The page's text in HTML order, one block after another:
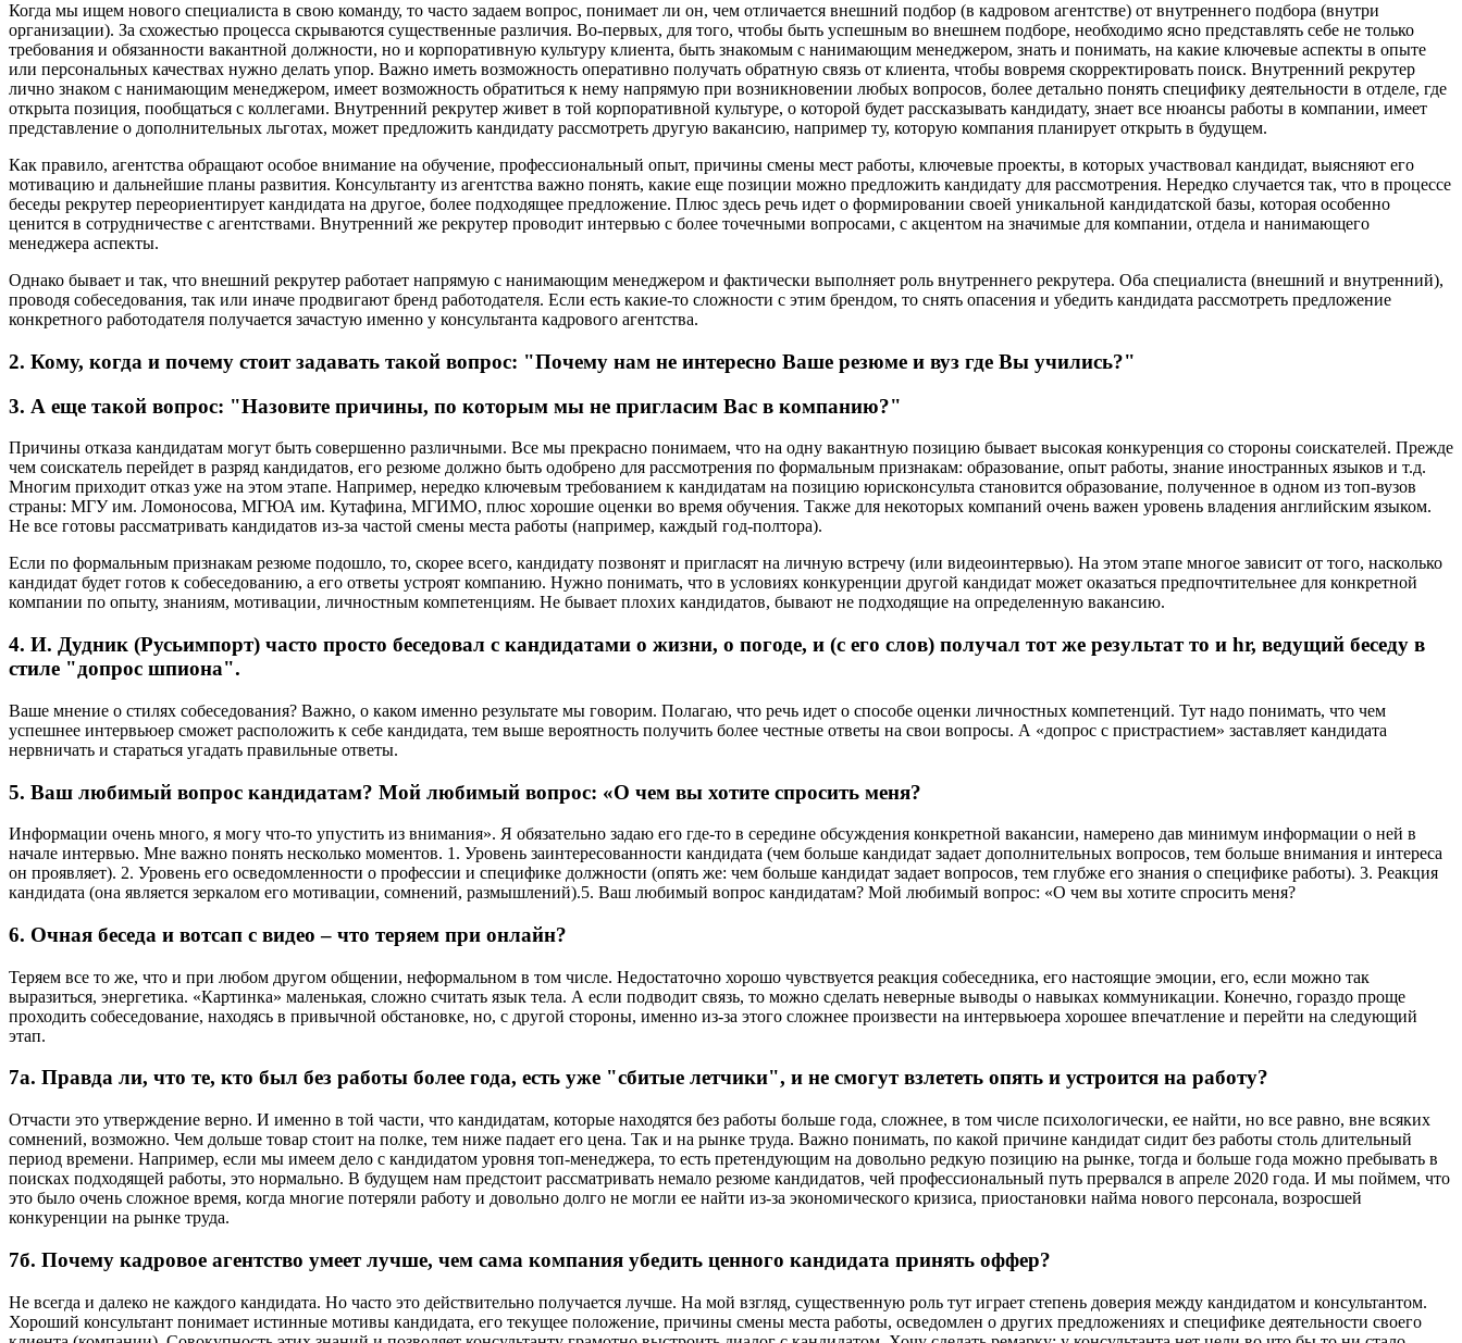
Когда мы ищем нового специалиста в свою команду, то часто задаем вопрос, понимает ли он, чем отличается внешний подбор (в кадровом агентстве) от внутреннего подбора (внутри
организации). За схожестью процесса скрываются существенные различия. Во-первых, для того, чтобы быть успешным во внешнем подборе, необходимо ясно представлять себе не только
требования и обязанности вакантной должности, но и корпоративную культуру клиента, быть знакомым с нанимающим менеджером, знать и понимать, на какие ключевые аспекты в опыте
или персональных качествах нужно делать упор. Важно иметь возможность оперативно получать обратную связь от клиента, чтобы вовремя скорректировать поиск. Внутренний рекрутер
лично знаком с нанимающим менеджером, имеет возможность обратиться к нему напрямую при возникновении любых вопросов, более детально понять специфику деятельности в отделе, где
открыта позиция, пообщаться с коллегами. Внутренний рекрутер живет в той корпоративной культуре, о которой будет рассказывать кандидату, знает все нюансы работы в компании, имеет
представление о дополнительных льготах, может предложить кандидату рассмотреть другую вакансию, например ту, которую компания планирует открыть в будущем.
Как правило, агентства обращают особое внимание на обучение, профессиональный опыт, причины смены мест работы, ключевые проекты, в которых участвовал кандидат, выясняют его
мотивацию и дальнейшие планы развития. Консультанту из агентства важно понять, какие еще позиции можно предложить кандидату для рассмотрения. Нередко случается так, что в процессе
беседы рекрутер переориентирует кандидата на другое, более подходящее предложение. Плюс здесь речь идет о формировании своей уникальной кандидатской базы, которая особенно
ценится в сотрудничестве с агентствами. Внутренний же рекрутер проводит интервью с более точечными вопросами, с акцентом на значимые для компании, отдела и нанимающего
менеджера аспекты.
Однако бывает и так, что внешний рекрутер работает напрямую с нанимающим менеджером и фактически выполняет роль внутреннего рекрутера. Оба специалиста (внешний и внутренний),
проводя собеседования, так или иначе продвигают бренд работодателя. Если есть какие-то сложности с этим брендом, то снять опасения и убедить кандидата рассмотреть предложение
конкретного работодателя получается зачастую именно у консультанта кадрового агентства.
2. Кому, когда и почему стоит задавать такой вопрос: "Почему нам не интересно Ваше резюме и вуз где Вы учились?"
3. А еще такой вопрос: "Назовите причины, по которым мы не пригласим Вас в компанию?"
Причины отказа кандидатам могут быть совершенно различными. Все мы прекрасно понимаем, что на одну вакантную позицию бывает высокая конкуренция со стороны соискателей. Прежде
чем соискатель перейдет в разряд кандидатов, его резюме должно быть одобрено для рассмотрения по формальным признакам: образование, опыт работы, знание иностранных языков и т.д.
Многим приходит отказ уже на этом этапе. Например, нередко ключевым требованием к кандидатам на позицию юрисконсульта становится образование, полученное в одном из топ-вузов
страны: МГУ им. Ломоносова, МГЮА им. Кутафина, МГИМО, плюс хорошие оценки во время обучения. Также для некоторых компаний очень важен уровень владения английским языком.
Не все готовы рассматривать кандидатов из-за частой смены места работы (например, каждый год-полтора).
Если по формальным признакам резюме подошло, то, скорее всего, кандидату позвонят и пригласят на личную встречу (или видеоинтервью). На этом этапе многое зависит от того, насколько
кандидат будет готов к собеседованию, а его ответы устроят компанию. Нужно понимать, что в условиях конкуренции другой кандидат может оказаться предпочтительнее для конкретной
компании по опыту, знаниям, мотивации, личностным компетенциям. Не бывает плохих кандидатов, бывают не подходящие на определенную вакансию.
4. И. Дудник (Русьимпорт) часто просто беседовал с кандидатами о жизни, о погоде, и (с его слов) получал тот же результат то и hr, ведущий беседу в
стиле "допрос шпиона".
Ваше мнение о стилях собеседования? Важно, о каком именно результате мы говорим. Полагаю, что речь идет о способе оценки личностных компетенций. Тут надо понимать, что чем
успешнее интервьюер сможет расположить к себе кандидата, тем выше вероятность получить более честные ответы на свои вопросы. А «допрос с пристрастием» заставляет кандидата
нервничать и стараться угадать правильные ответы.
5. Ваш любимый вопрос кандидатам? Мой любимый вопрос: «О чем вы хотите спросить меня?
Информации очень много, я могу что-то упустить из внимания». Я обязательно задаю его где-то в середине обсуждения конкретной вакансии, намерено дав минимум информации о ней в
начале интервью. Мне важно понять несколько моментов. 1. Уровень заинтересованности кандидата (чем больше кандидат задает дополнительных вопросов, тем больше внимания и интереса
он проявляет). 2. Уровень его осведомленности о профессии и специфике должности (опять же: чем больше кандидат задает вопросов, тем глубже его знания о специфике работы). 3. Реакция
кандидата (она является зеркалом его мотивации, сомнений, размышлений).5. Ваш любимый вопрос кандидатам? Мой любимый вопрос: «О чем вы хотите спросить меня?
6. Очная беседа и вотсап с видео – что теряем при онлайн?
Теряем все то же, что и при любом другом общении, неформальном в том числе. Недостаточно хорошо чувствуется реакция собеседника, его настоящие эмоции, его, если можно так
выразиться, энергетика. «Картинка» маленькая, сложно считать язык тела. А если подводит связь, то можно сделать неверные выводы о навыках коммуникации. Конечно, гораздо проще
проходить собеседование, находясь в привычной обстановке, но, с другой стороны, именно из-за этого сложнее произвести на интервьюера хорошее впечатление и перейти на следующий
этап.
7а. Правда ли, что те, кто был без работы более года, есть уже "сбитые летчики", и не смогут взлететь опять и устроится на работу?
Отчасти это утверждение верно. И именно в той части, что кандидатам, которые находятся без работы больше года, сложнее, в том числе психологически, ее найти, но все равно, вне всяких
сомнений, возможно. Чем дольше товар стоит на полке, тем ниже падает его цена. Так и на рынке труда. Важно понимать, по какой причине кандидат сидит без работы столь длительный
период времени. Например, если мы имеем дело с кандидатом уровня топ-менеджера, то есть претендующим на довольно редкую позицию на рынке, тогда и больше года можно пребывать в
поисках подходящей работы, это нормально. В будущем нам предстоит рассматривать немало резюме кандидатов, чей профессиональный путь прервался в апреле 2020 года. И мы поймем, что
это было очень сложное время, когда многие потеряли работу и довольно долго не могли ее найти из-за экономического кризиса, приостановки найма нового персонала, возросшей
конкуренции на рынке труда.
7б. Почему кадровое агентство умеет лучше, чем сама компания убедить ценного кандидата принять оффер?
Не всегда и далеко не каждого кандидата. Но часто это действительно получается лучше. На мой взгляд, существенную роль тут играет степень доверия между кандидатом и консультантом.
Хороший консультант понимает истинные мотивы кандидата, его текущее положение, причины смены места работы, осведомлен о других предложениях и специфике деятельности своего